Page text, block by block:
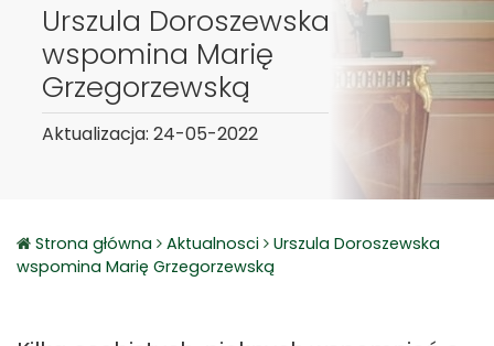
Urszula Doroszewska
wspomina Marię
Grzegorzewską
Aktualizacja: 24-05-2022
Strona główna Aktualnosci
Urszula Doroszewska
wspomina Marię Grzegorzewską